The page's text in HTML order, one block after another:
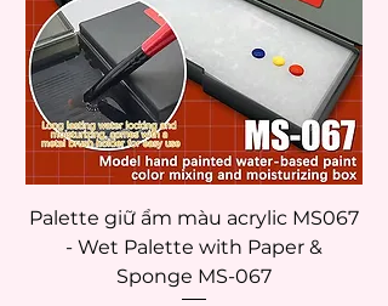
Palette giữ ẩm màu acrylic MS067
- Wet Palette with Paper &
Sponge MS-067